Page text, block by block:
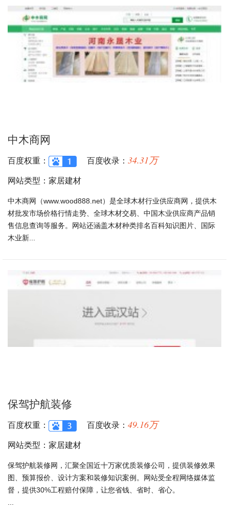
中木商网
百度权重： 百度收录： 34.31万
网站类型：家居建材
中木商网（www.wood888.net）是全球木材行业供应商网，提供木
材批发市场价格行情走势、全球木材交易、中国木业供应商产品销
售信息查询等服务。网站还涵盖木材种类排名百科知识图片、国际
木业新...
保驾护航装修
百度权重： 百度收录： 49.16万
网站类型：家居建材
保驾护航装修网，汇聚全国近十万家优质装修公司，提供装修效果
图、预算报价、设计方案和装修知识案例。网站受全程网络媒体监
督，提供30%工程赔付保障，让您省钱、省时、省心。
...